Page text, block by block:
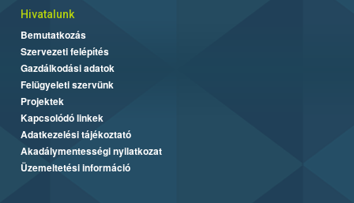
Hivatalunk
Bemutatkozás
Szervezeti felépítés
Gazdálkodási adatok
Felügyeleti szervünk
Projektek
Kapcsolódó linkek
Adatkezelési tájékoztató
Akadálymentességi nyilatkozat
Üzemeltetési információ